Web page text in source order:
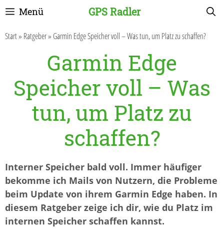
Zum
springen
GPS Radler
Menü
Start» Ratgeber» Garmin Edge Speicher voll – Was tun, um Platz zu schaffen?
Garmin Edge
Speicher voll – Was
tun, um Platz zu
schaffen?
Interner Speicher bald voll. Immer häufiger
bekomme ich Mails von Nutzern, die Probleme
beim Update von ihrem Garmin Edge haben. In
diesem Ratgeber zeige ich dir, wie du Platz im
internen Speicher schaffen kannst.